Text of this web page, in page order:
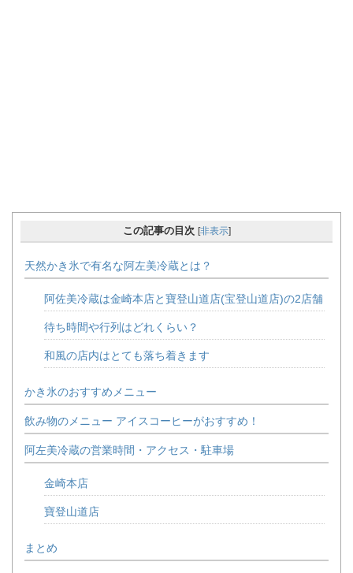
この記事の目次 [非表示]
天然かき氷で有名な阿左美冷蔵とは？
阿佐美冷蔵は金崎本店と寶登山道店(宝登山道店)の2店舗
待ち時間や行列はどれくらい？
和風の店内はとても落ち着きます
かき氷のおすすめメニュー
飲み物のメニュー アイスコーヒーがおすすめ！
阿左美冷蔵の営業時間・アクセス・駐車場
金崎本店
寶登山道店
まとめ